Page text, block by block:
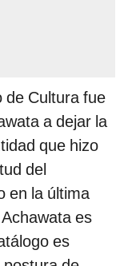
de Cultura fue
a dejar la
que hizo
del
en la última
es
es